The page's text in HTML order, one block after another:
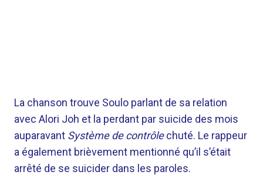
La chanson trouve Soulo parlant de sa relation
avec Alori Joh et la perdant par suicide des mois
auparavant Système de contrôlechuté. Le rappeur
a également brièvement mentionné qu’il s’était
arrêté de se suicider dans les paroles.